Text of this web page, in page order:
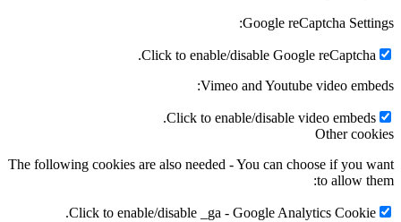
Google reCaptcha
Click to enable/disable Google reCaptcha.
Vimeo and Youtube video
Click to enable/disable video embeds.
Other
The following cookies are also needed - You can choose if you
to allow
Click to enable/disable _ga - Google Analytics Cookie.